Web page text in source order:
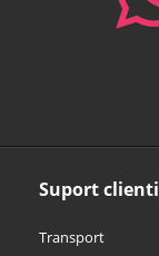
Suport clienti
Transport